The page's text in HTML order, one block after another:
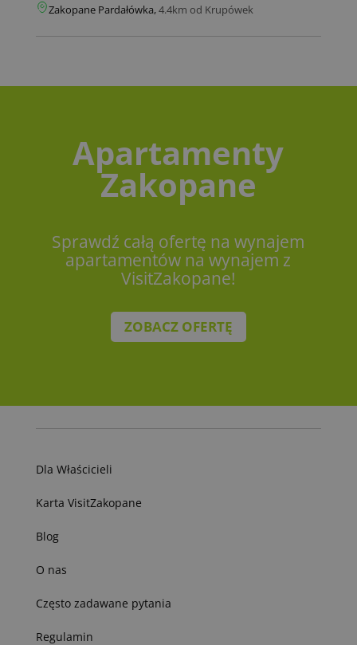
Zakopane Pardałówka,4.4km od Krupówek
Apartamenty
Zakopane
Sprawdź całą ofertę na wynajem
apartamentów na wynajem z
VisitZakopane!
ZOBACZ OFERTĘ
Dla Właścicieli
Karta VisitZakopane
Blog
O nas
Często zadawane pytania
Regulamin